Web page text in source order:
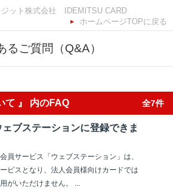
ホームページTOPに戻る
るご質問（Q&A）
て 』 内のFAQ 全7件
ブステーションに登録できま
員サービス「ウェブステーション」は、
ビスとなり、法人会員様向けカードでは
がいただけません。 ...